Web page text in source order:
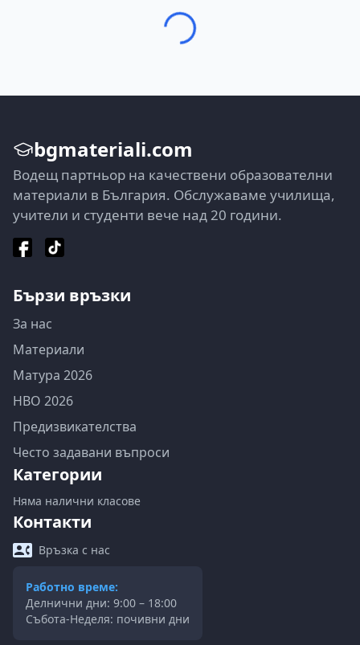
bgmateriali.com
Водещ партньор на качествени образователни
материали в България. Обслужаваме училища,
учители и студенти вече над 20 години.
Бързи връзки
За нас
Материали
Матура 2026
НВО 2026
Предизвикателства
Често задавани въпроси
Категории
Няма налични класове
Контакти
Връзка с нас
Работно време:
Делнични дни: 9:00 – 18:00
Събота-Неделя: почивни дни